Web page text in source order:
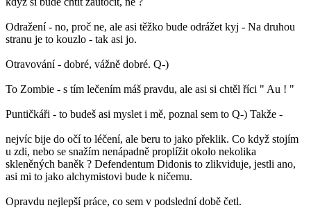
Odražení - no, proč ne, ale asi těžko bude odrážet kyj - Na druhou
stranu je to kouzlo - tak asi jo.
Otravování - dobré, vážně dobré. Q-)
To Zombie - s tím lečením máš pravdu, ale asi si chtěl říci " Au ! "
Puntičkáři - to budeš asi myslet i mě, poznal sem to Q-) Takže -
nejvíc bije do očí to léčení, ale beru to jako překlik. Co když stojím
u zdi, nebo se snažím nenápadně proplížit okolo nekolika
skleněných baněk ? Defendentum Didonis to zlikviduje, jestli ano,
asi mi to jako alchymistovi bude k ničemu.
Opravdu nejlepší práce, co sem v podslední době četl.